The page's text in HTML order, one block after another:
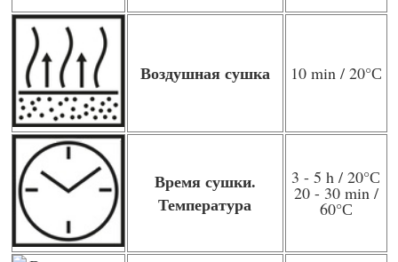
Воздушная сушка 10 min / 20°С
Время сушки.
Температура
3 - 5 h / 20°С
20 - 30 min /
60°С